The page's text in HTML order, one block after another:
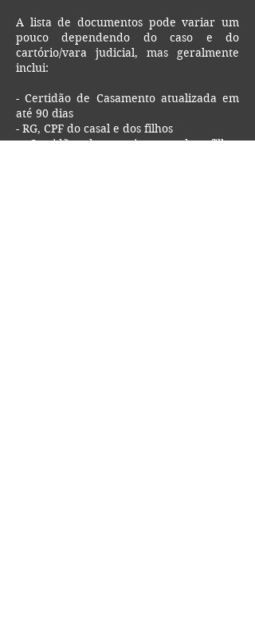
A lista de documentos pode variar um
pouco dependendo do caso e do
cartório/vara judicial, mas geralmente
inclui:
- Certidão de Casamento atualizada em
até 90 dias
- RG, CPF do casal e dos filhos
- Certidão de nascimento dos filhos